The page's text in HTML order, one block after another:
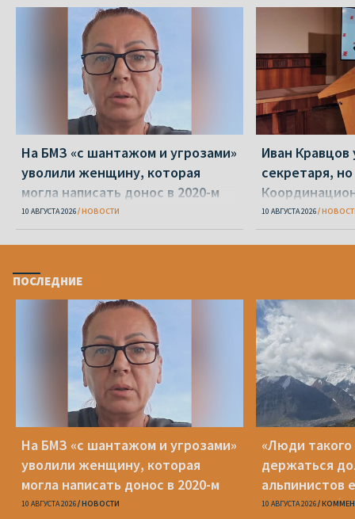
На БМЗ «с шантажом и угрозами»
уволили женщину, которая
могла написать донос в 2020-м
10 АВГУСТА 2026 НОВОСТИ
Иван Кравцов
секретаря,
10 АВГУСТА 2026
ПОСЛЕДНИЕ
На БМЗ «с шантажом и угрозами»
уволили женщину, которая
могла написать донос в 2020-м
10 АВГУСТА 2026 НОВОСТИ
«Люди
держаться
альпинистов
известно об
10 АВГУСТА 2026